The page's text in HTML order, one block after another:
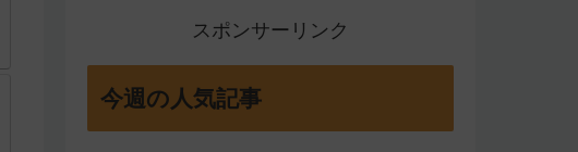
スポンサーリンク
今週の人気記事